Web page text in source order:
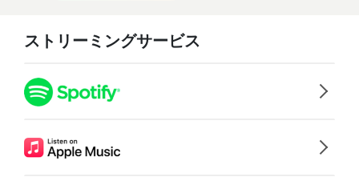
ストリーミングサービス